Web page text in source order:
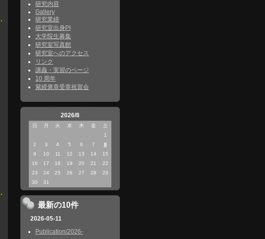
研究内容
Gallery
研究業績
研究室出身PI
大学院生募集
研究室写真館
研究室へのアクセス
リンク
講義・実習のページ
10 周年
紫綬褒章受章祝賀会
2026/8
日 月 火 水 木 金
土
1
2
3 4 5 6 7
8
9
10 11 12 13 14
15
16
17 18 19 20 21
22
23
24 25 26 27 28
29
30
31
最新の10件
2026-05-11
Publication/2026-